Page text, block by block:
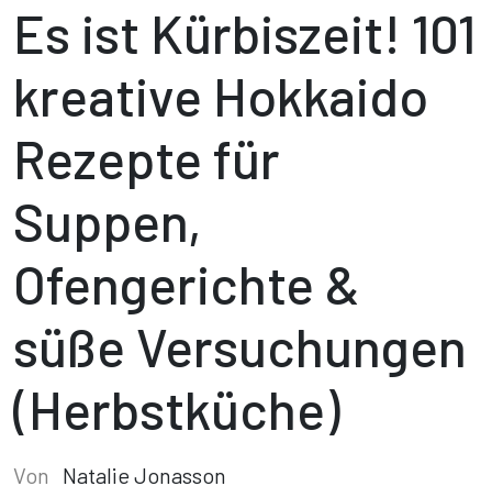
Es ist Kürbiszeit! 101
kreative Hokkaido
Rezepte für
Suppen,
Ofengerichte &
süße Versuchungen
(Herbstküche)
Von Natalie Jonasson